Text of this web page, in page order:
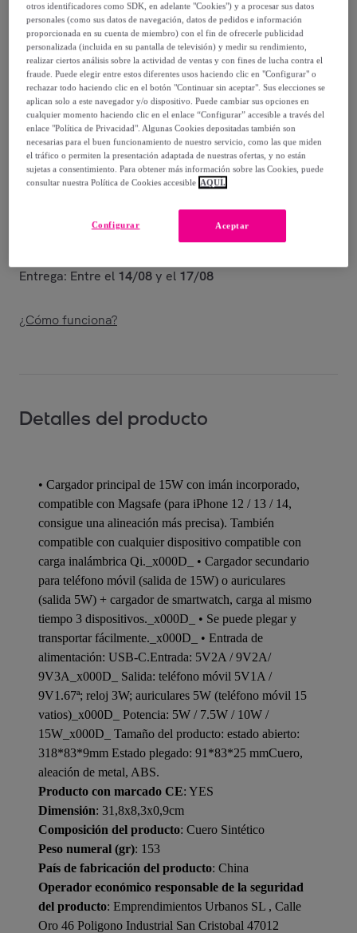
Posible recogida de tu antiguo producto,ver condiciones
Vendido porEMPRENDIMIENTOS URBANOS
Están agotándose
Entrega: Entre el 14/08y el 17/08
¿Cómo funciona?
Detalles del producto
• Cargador principal de 15W con imán incorporado,
compatible con Magsafe (para iPhone 12 / 13 / 14,
consigue una alineación más precisa). También
compatible con cualquier dispositivo compatible con
carga inalámbrica Qi._x000D_ • Cargador secundario
para teléfono móvil (salida de 15W) o auriculares
(salida 5W) + cargador de smartwatch, carga al mismo
tiempo 3 dispositivos._x000D_ • Se puede plegar y
transportar fácilmente._x000D_ • Entrada de
alimentación: USB-C.Entrada: 5V2A / 9V2A/
9V3A_x000D_ Salida: teléfono móvil 5V1A /
9V1.67ª; reloj 3W; auriculares 5W (teléfono móvil 15
vatios)_x000D_ Potencia: 5W / 7.5W / 10W /
15W_x000D_ Tamaño del producto: estado abierto:
318*83*9mm Estado plegado: 91*83*25 mmCuero,
aleación de metal, ABS.
Producto con marcado CE: YES
Dimensión: 31,8x8,3x0,9cm
Composición del producto: Cuero Sintético
Peso numeral (gr): 153
País de fabricación del producto: China
Operador económico responsable de la seguridad
del producto: Emprendimientos Urbanos SL , Calle
Oro 46 Poligono Industrial San Cristobal 47012
otros identificadores como SDK, en adelante "Cookies") y a procesar sus datos
personales (como sus datos de navegación, datos de pedidos e información
proporcionada en su cuenta de miembro) con el fin de ofrecerle publicidad
personalizada (incluida en su pantalla de televisión) y medir su rendimiento,
realizar ciertos análisis sobre la actividad de ventas y con fines de lucha contra el
fraude. Puede elegir entre estos diferentes usos haciendo clic en "Configurar" o
rechazar todo haciendo clic en el botón "Continuar sin aceptar". Sus elecciones se
aplican solo a este navegador y/o dispositivo. Puede cambiar sus opciones en
cualquier momento haciendo clic en el enlace “Configurar” accesible a través del
enlace "Política de Privacidad". Algunas Cookies depositadas también son
necesarias para el buen funcionamiento de nuestro servicio, como las que miden
el tráfico o permiten la presentación adaptada de nuestras ofertas, y no están
sujetas a consentimiento. Para obtener más información sobre las Cookies, puede
consultar nuestra Política de Cookies accesible AQUÍ.
Aceptar
Configurar